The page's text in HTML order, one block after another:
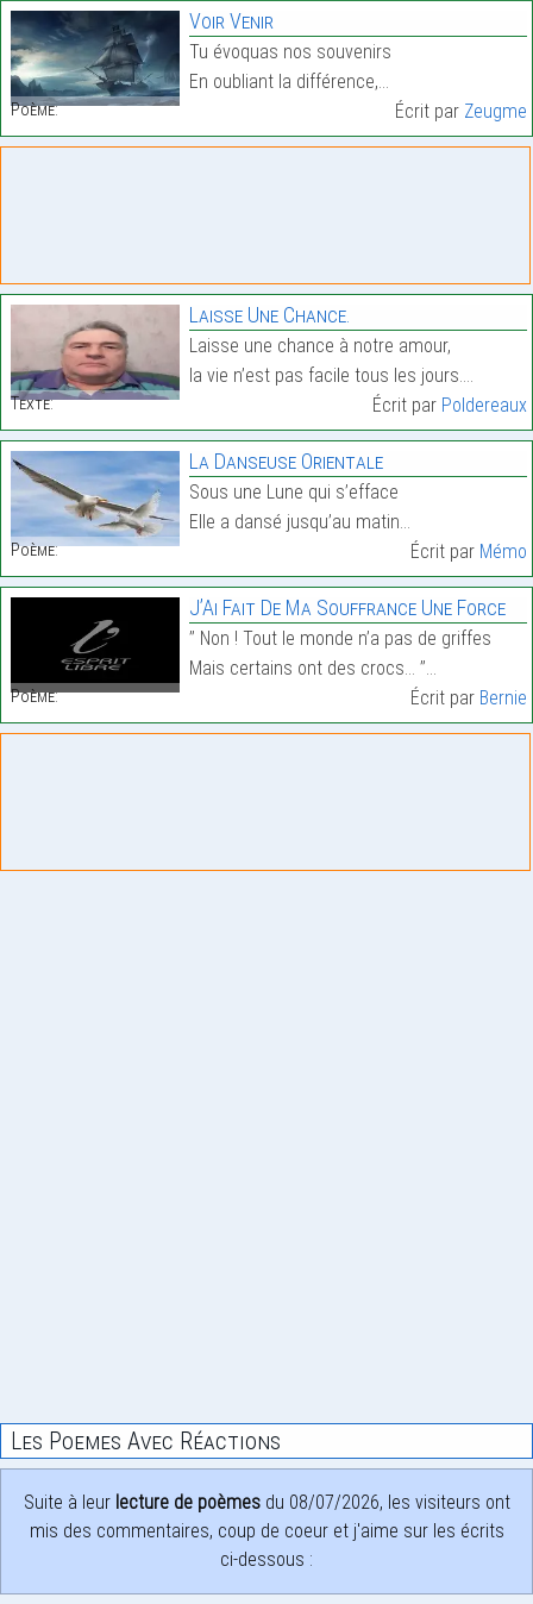
Poème:
Voir Venir
Tu évoquas nos souvenirs
En oubliant la différence,…
Écrit par Zeugme
Texte:
Laisse Une Chance.
Laisse une chance à notre amour,
la vie n’est pas facile tous les jours.…
Écrit par Poldereaux
Poème:
La Danseuse Orientale
Sous une Lune qui s’efface
Elle a dansé jusqu’au matin…
Écrit par Mémo
Poème:
J’Ai Fait De Ma Souffrance Une Force
’’ Non ! Tout le monde n’a pas de griffes
Mais certains ont des crocs… ’’…
Écrit par Bernie
Les Poemes Avec Réactions
Suite à leur lecture de poèmesdu 08/07/2026, les visiteurs ont
mis des commentaires, coup de coeur et j'aime sur les écrits
ci-dessous :